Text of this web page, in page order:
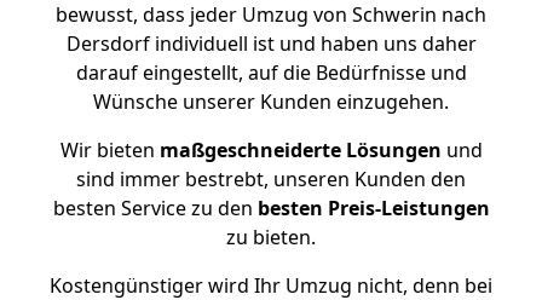
bewusst, dass jeder Umzug von Schwerin nach
Dersdorf individuell ist und haben uns daher
darauf eingestellt, auf die Bedürfnisse und
Wünsche unserer Kunden einzugehen.
Wir bieten maßgeschneiderte Lösungen und
sind immer bestrebt, unseren Kunden den
besten Service zu den besten Preis-Leistungen
zu bieten.
Kostengünstiger wird Ihr Umzug nicht, denn bei